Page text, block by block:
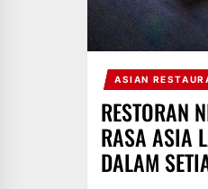
ASIAN
RESTORAN
RASA ASIA
DALAM